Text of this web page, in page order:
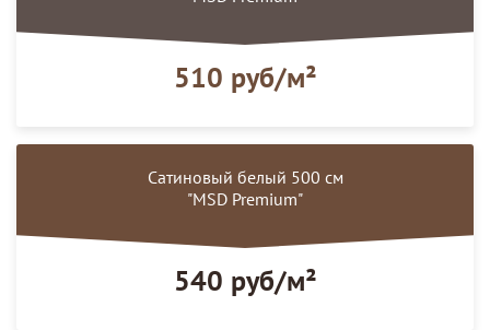
510 руб/м²
Сатиновый белый 500 см
"MSD Premium"
540 руб/м²